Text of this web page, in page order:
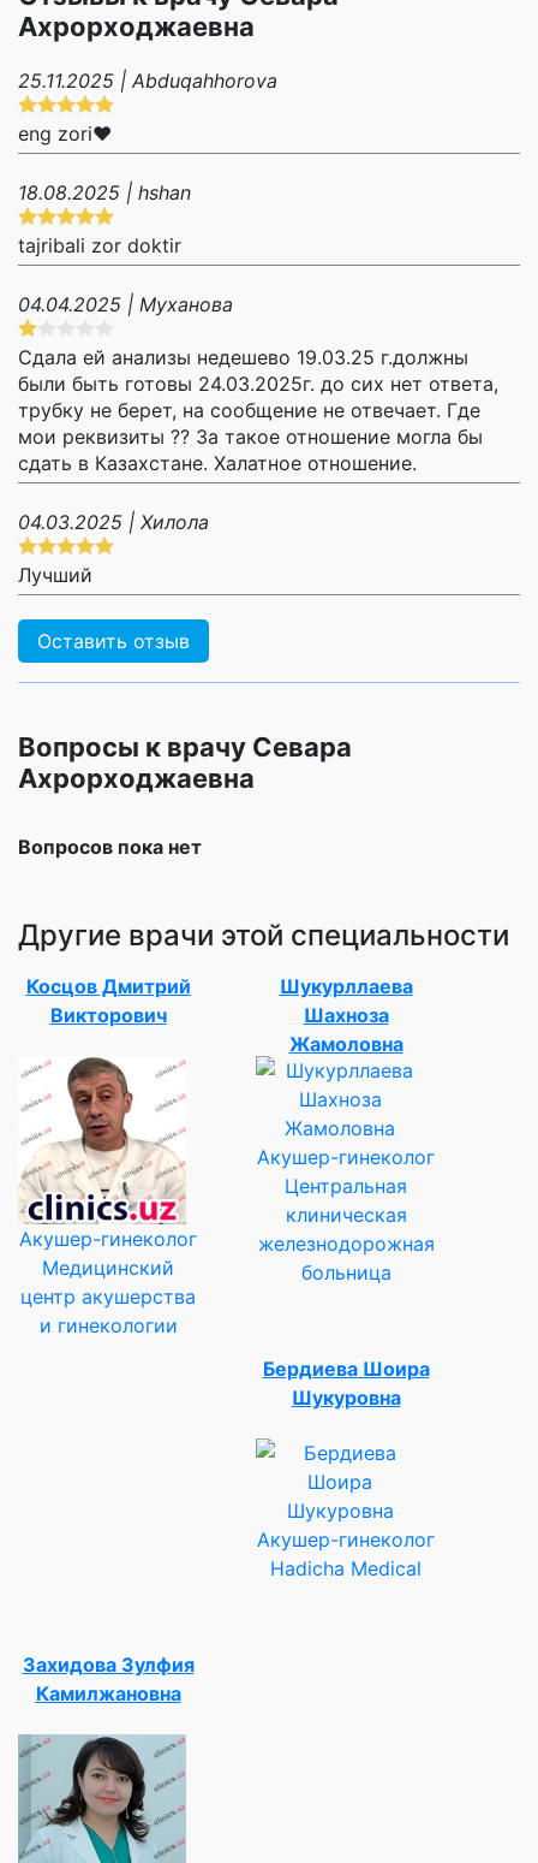
Ахрорходжаевна
25.11.2025 | Abduqahhorova
eng zori❤️
18.08.2025 | hshan
tajribali zor doktir
04.04.2025 | Муханова
Сдала ей анализы недешево 19.03.25 г.должны
были быть готовы 24.03.2025г. до сих нет ответа,
трубку не берет, на сообщение не отвечает. Где
мои реквизиты ?? За такое отношение могла бы
сдать в Казахстане. Халатное отношение.
04.03.2025 | Хилола
Лучший
Оставить отзыв
Вопросы к врачу Севара
Ахрорходжаевна
Вопросов пока нет
Другие врачи этой специальности
Косцов Дмитрий
Викторович
Акушер-гинеколог
Медицинский
центр акушерства
и гинекологии
Шукурллаева
Шахноза
Жамоловна
Акушер-гинеколог
Центральная
клиническая
железнодорожная
больница
Бердиева Шоира
Шукуровна
Акушер-гинеколог
Hadicha Medical
Захидова Зулфия
Камилжановна